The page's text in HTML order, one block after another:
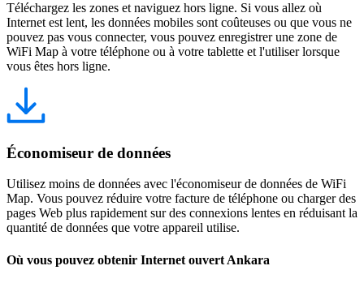
Téléchargez les zones et naviguez hors ligne. Si vous allez où
Internet est lent, les données mobiles sont coûteuses ou que vous ne
pouvez pas vous connecter, vous pouvez enregistrer une zone de
WiFi Map à votre téléphone ou à votre tablette et l'utiliser lorsque
vous êtes hors ligne.
Économiseur de données
Utilisez moins de données avec l'économiseur de données de WiFi
Map. Vous pouvez réduire votre facture de téléphone ou charger des
pages Web plus rapidement sur des connexions lentes en réduisant la
quantité de données que votre appareil utilise.
Où vous pouvez obtenir Internet ouvert Ankara